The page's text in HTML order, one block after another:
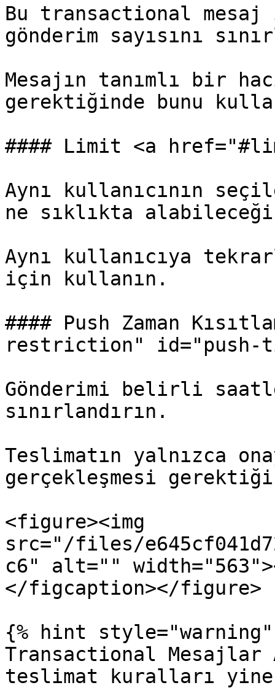
Bu transactional
gönderim sayısını
Mesajın tanımlı bir
gerektiğinde bunu
#### Limit <a
Aynı kullanıcının
ne sıklıkta
Aynı kullanıcıya
için kullanın.
#### Push Zaman
restriction" id="push-
Gönderimi belirli
sınırlandırın.
Teslimatın yalnızca
gerçekleşmesi
<figure><img
src="/files/
c6" alt=""
</figcaption></figure>
{% hint style="warning"
Transactional
teslimat kuralları